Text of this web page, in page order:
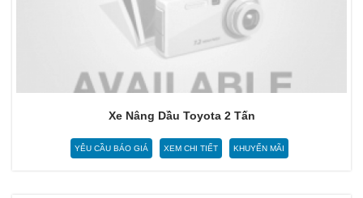
Xe Nâng Dầu Toyota 2 Tấn
YÊU CẦU BÁO GIÁ XEM CHI TIẾT KHUYẾN MÃI